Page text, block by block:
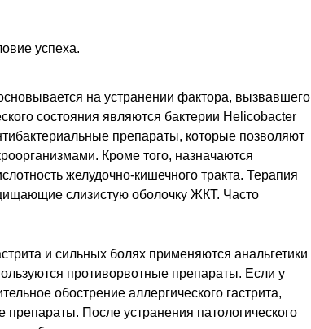
успеха.
на устранении фактора, вызвавшего
состояния являются бактерии Helicobacter
препараты, которые позволяют
Кроме того, назначаются
желудочно-кишечного тракта. Терапия
слизистую оболочку ЖКТ. Часто
и сильных болях применяются анальгетики
противорвотные препараты. Если у
обострение аллергического гастрита,
После устранения патологического